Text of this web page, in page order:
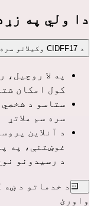
دا ولي په
د CIDFF17 وکیلانو سره انفرادي مرکې
کول امکان
سره سم ملاتړ
د رسیدونو
د خدماتو د
واورئ